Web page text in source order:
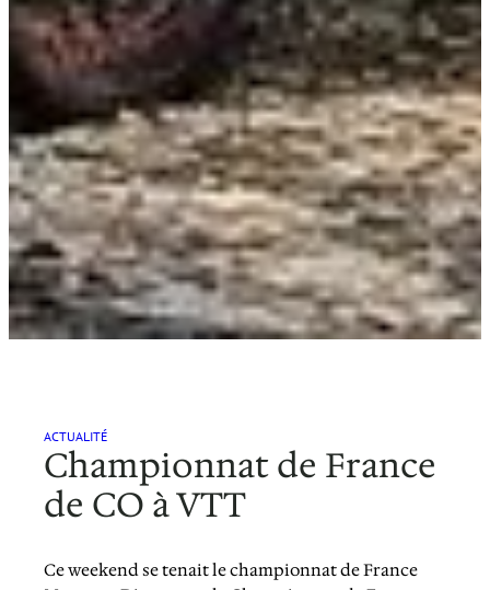
ACTUALITÉ
Championnat de France
de CO à VTT
Ce weekend se tenait le championnat de France